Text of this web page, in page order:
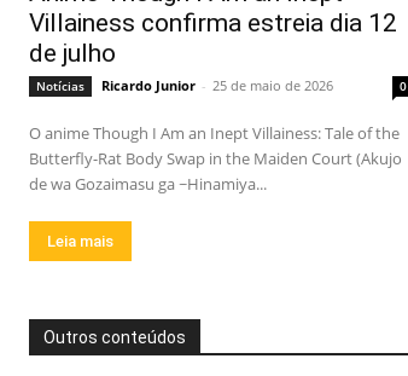
Villainess confirma estreia dia 12
de julho
Notícias Ricardo Junior - 25 de maio de 2026 0
O anime Though I Am an Inept Villainess: Tale of the
Butterfly-Rat Body Swap in the Maiden Court (Akujo
de wa Gozaimasu ga ~Hinamiya...
Leia mais
Outros conteúdos